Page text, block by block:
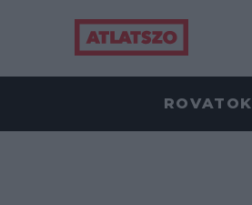
ROVATOK